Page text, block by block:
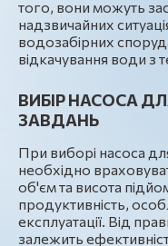
того, вони можуть
надзвичайних
водозабірних
відкачування води з
ВИБІР НАСОСА
ЗАВДАНЬ
При виборі насоса
необхідно
об'єм та висота
продуктивність,
експлуатації. Від
залежить